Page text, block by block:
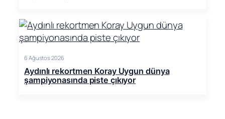
6 Ağustos 2026
Aydınlı rekortmen Koray Uygun dünya
şampiyonasında piste çıkıyor